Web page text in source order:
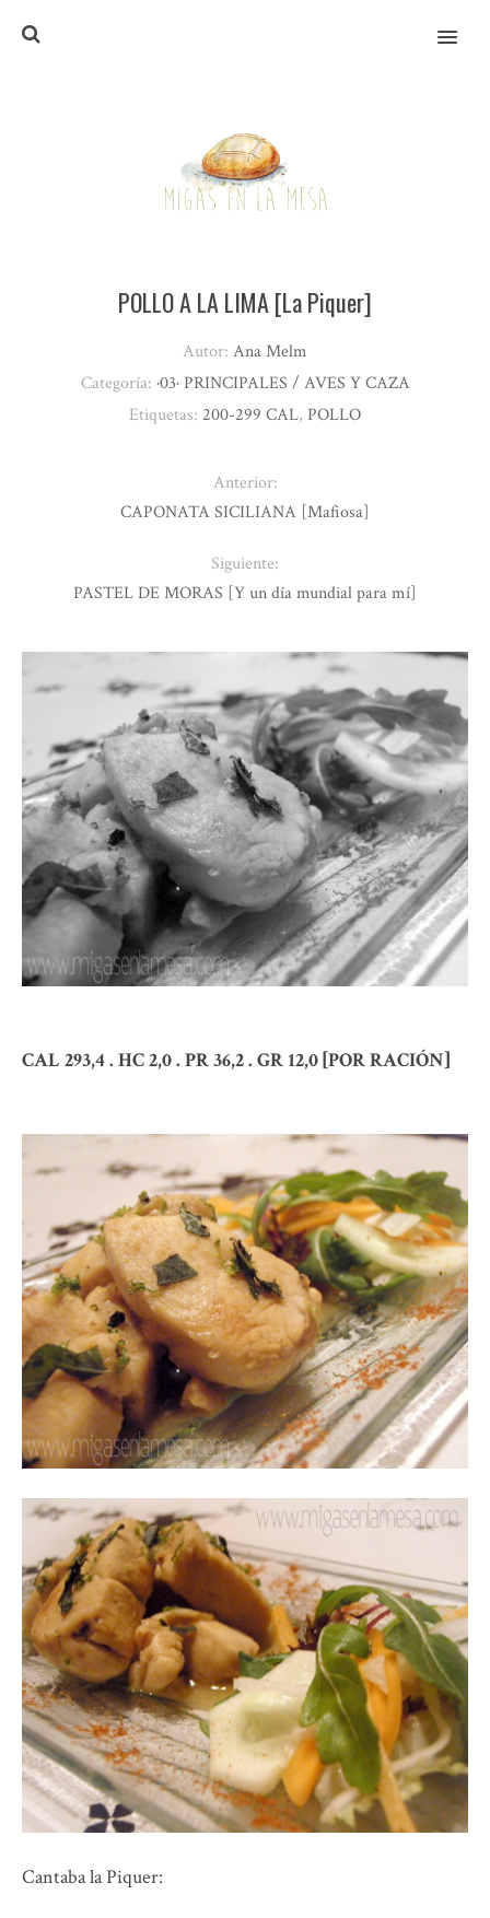
MENU
CAL 293,4 . HC 2,0 . PR 36,2 . GR 12,0 [POR RACIÓN]
Cantaba la Piquer:
POLLO A LA LIMA [La Piquer]
Autor: Ana Melm
Categoría: ·03· PRINCIPALES / AVES Y CAZA
Etiquetas: 200-299 CAL, POLLO
Anterior:
CAPONATA SICILIANA [Mafiosa]
Siguiente:
PASTEL DE MORAS [Y un día mundial para mí]